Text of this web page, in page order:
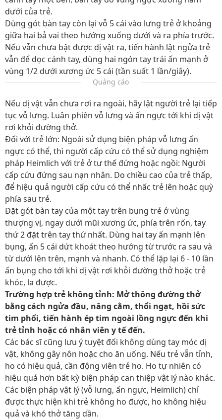
dưới của trẻ.
Dùng gót bàn tay còn lại vỗ 5 cái vào lưng trẻ ở khoảng
giữa hai bả vai theo hướng xuống dưới và ra phía trước.
Nếu vẫn chưa bật được dị vật ra, tiến hành lật ngửa trẻ
vẫn để dọc cánh tay, dùng hai ngón tay trái ấn mạnh ở
vùng 1/2 dưới xương ức 5 cái (tần suất 1 lần/giây).
Quảng cáo
Nếu dị vật vẫn chưa rơi ra ngoài, hãy lật người trẻ lại tiếp
tục vỗ lưng. Luân phiên vỗ lưng và ấn ngực tới khi dị vật
rơi khỏi đường thở.
Đối với trẻ lớn: Ngoài sử dụng biện pháp vỗ lưng ấn
ngực có thể, thì người cấp cứu có thể sử dụng nghiệm
pháp Heimlich với trẻ ở tư thế đứng hoặc ngồi: Người
cấp cứu đứng sau nạn nhân. Do chiều cao của trẻ thấp,
để hiệu quả người cấp cứu có thể nhấc trẻ lên hoặc quỳ
phía sau trẻ.
Đặt gót bàn tay của một tay trên bụng trẻ ở vùng
thượng vị, ngay dưới mũi xương ức, phía trên rốn, tay
thứ 2 đặt trên tay thứ nhất. Dùng hai tay ấn mạnh lên
bụng, ấn 5 cái dứt khoát theo hướng từ trước ra sau và
từ dưới lên trên, mạnh và nhanh. Có thể lặp lại 6 - 10 lần
ấn bụng cho tới khi dị vật rơi khỏi đường thở hoặc trẻ
khóc, la được.
Trường hợp trẻ không tỉnh: Mở thông đường thở
bằng cách ngửa đầu, nâng cằm, thổi ngạt, hồi sức
tim phổi, tiến hành ép tim ngoài lồng ngực đến khi
trẻ tỉnh hoặc có nhân viên y tế đến.
Các bác sĩ cũng lưu ý tuyệt đối không dùng tay móc dị
vật, không gây nôn hoặc cho ăn uống. Nếu trẻ vẫn tỉnh,
ho có hiệu quả, cần động viên trẻ ho. Ho tự nhiên có
hiệu quả hơn bất kỳ biện pháp can thiệp vật lý nào khác.
Các biện pháp vật lý (vỗ lưng, ấn ngực, Heimlich) chỉ
được thực hiện khi trẻ không ho được, ho không hiệu
quả và khó thở tăng dần.